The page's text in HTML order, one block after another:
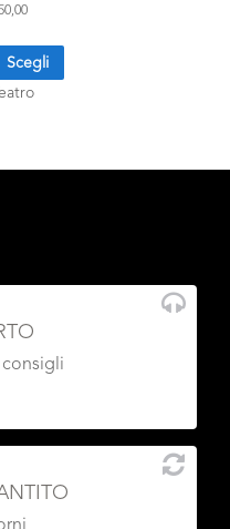
Scegli
consigli